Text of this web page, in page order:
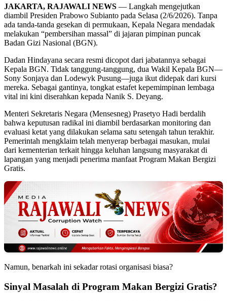
JAKARTA, RAJAWALI NEWS — Langkah mengejutkan
diambil Presiden Prabowo Subianto pada Selasa (2/6/2026). Tanpa
ada tanda-tanda gesekan di permukaan, Kepala Negara mendadak
melakukan “pembersihan massal” di jajaran pimpinan puncak
Badan Gizi Nasional (BGN).
​Dadan Hindayana secara resmi dicopot dari jabatannya sebagai
Kepala BGN. Tidak tanggung-tanggung, dua Wakil Kepala BGN—
Sony Sonjaya dan Lodewyk Pusung—juga ikut didepak dari kursi
mereka. Sebagai gantinya, tongkat estafet kepemimpinan lembaga
vital ini kini diserahkan kepada Nanik S. Deyang.
​Menteri Sekretaris Negara (Mensesneg) Prasetyo Hadi berdalih
bahwa keputusan radikal ini diambil berdasarkan monitoring dan
evaluasi ketat yang dilakukan selama satu setengah tahun terakhir.
Pemerintah mengklaim telah menyerap berbagai masukan, mulai
dari kementerian terkait hingga keluhan langsung masyarakat di
lapangan yang menjadi penerima manfaat Program Makan Bergizi
Gratis.
​Namun, benarkah ini sekadar rotasi organisasi biasa?
Sinyal Masalah di Program Makan Bergizi Gratis?